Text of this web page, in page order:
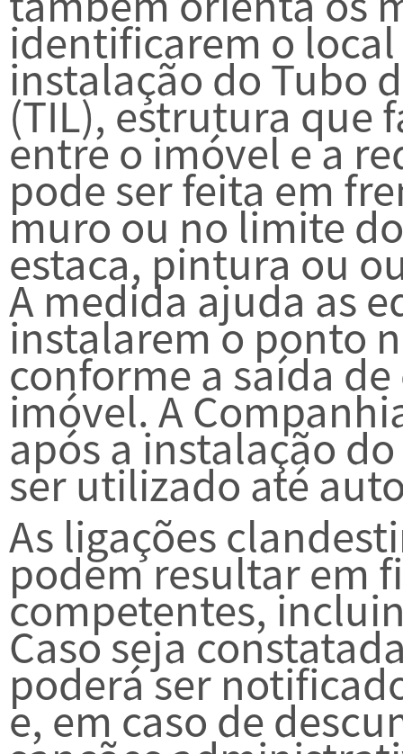
identificarem o
instalação do Tubo
(TIL), estrutura que
entre o imóvel e a
pode ser feita em
muro ou no limite
estaca, pintura ou
A medida ajuda as
instalarem o ponto
conforme a saída
imóvel. A
após a instalação
ser utilizado até
As ligações
podem resultar em
competentes,
Caso seja
poderá ser
e, em caso de